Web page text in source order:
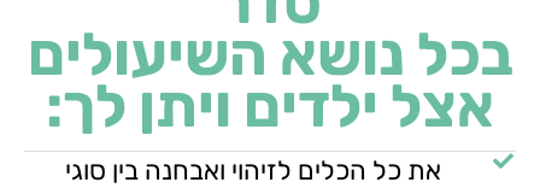
נושא השיעולים
ילדים ויתן לך:
את כל הכלים לזיהוי ואבחנה בין סוגי